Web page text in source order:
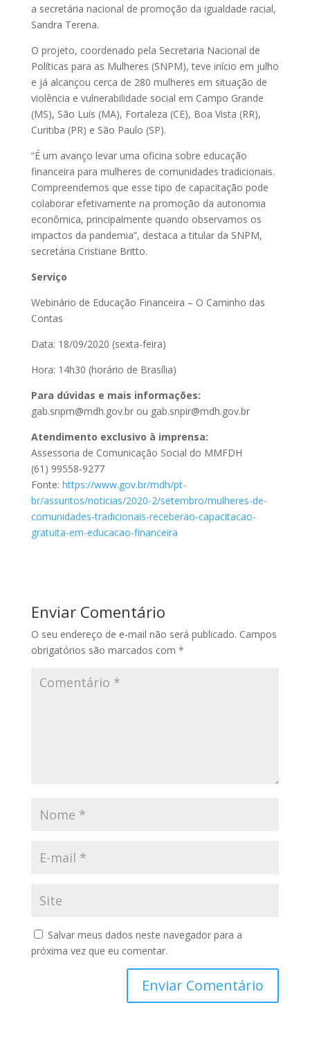
a secretária nacional de promoção da igualdade racial,
Sandra Terena.
O projeto, coordenado pela Secretaria Nacional de
Políticas para as Mulheres (SNPM), teve início em julho
e já alcançou cerca de 280 mulheres em situação de
violência e vulnerabilidade social em Campo Grande
(MS), São Luís (MA), Fortaleza (CE), Boa Vista (RR),
Curitiba (PR) e São Paulo (SP).
“É um avanço levar uma oficina sobre educação
financeira para mulheres de comunidades tradicionais.
Compreendemos que esse tipo de capacitação pode
colaborar efetivamente na promoção da autonomia
econômica, principalmente quando observamos os
impactos da pandemia”, destaca a titular da SNPM,
secretária Cristiane Britto.
Serviço
Webinário de Educação Financeira – O Caminho das
Contas
Data: 18/09/2020 (sexta-feira)
Hora: 14h30 (horário de Brasília)
Para dúvidas e mais informações:
gab.snpm@mdh.gov.br ou gab.snpir@mdh.gov.br
Atendimento exclusivo à imprensa:
Assessoria de Comunicação Social do MMFDH
(61) 99558-9277
Fonte: https://www.gov.br/mdh/pt-
br/assuntos/noticias/2020-2/setembro/mulheres-de-
comunidades-tradicionais-receberao-capacitacao-
gratuita-em-educacao-financeira
Enviar Comentário
O seu endereço de e-mail não será publicado. Campos
obrigatórios são marcados com *
Salvar meus dados neste navegador para a
próxima vez que eu comentar.